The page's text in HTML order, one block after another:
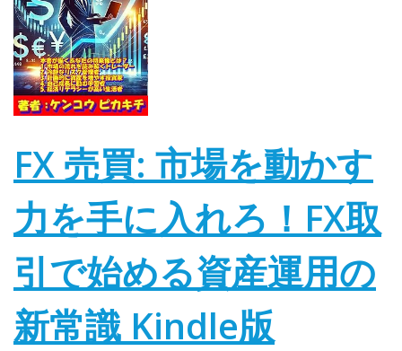
FX 売買: 市場を動かす
力を手に入れろ！FX取
引で始める資産運用の
新常識 Kindle版